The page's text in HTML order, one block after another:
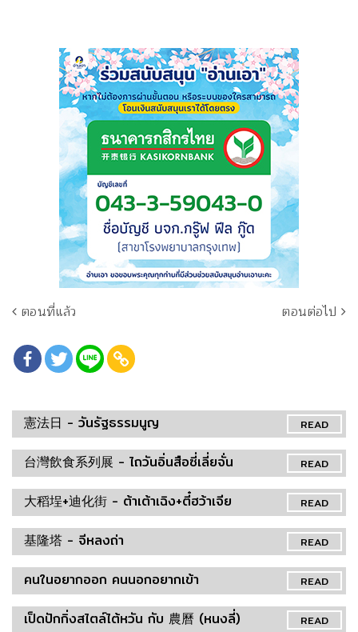
ตอนที่แล้ว ตอนต่อไป
READ
憲法日 - วันรัฐธรรมนูญ
READ
台灣飲食系列展 - ไถวันอิ่นสือซี่เลี่ยจั่น
READ
大稻埕+迪化街 - ต้าเต้าเฉิง+ตี๋ฮว้าเจีย
READ
基隆塔 - จีหลงถ่า
READ
คนในอยากออก คนนอกอยากเข้า
READ
เป็ดปักกิ่งสไตล์ไต้หวัน กับ 農曆 (หนงลี่)